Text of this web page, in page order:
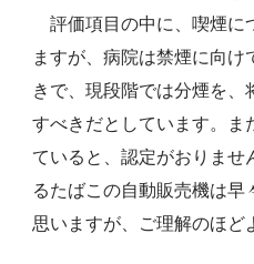
評価項目の中に、喫煙に
ますが、病院は禁煙に向
きで、現段階では分煙を、
すべきだとしています。ま
ていると、認定がおりませ
るたばこの自動販売機は早
思いますが、ご理解のほど